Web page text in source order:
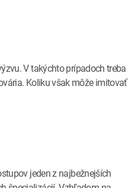
V takýchto prípadoch treba
Koliku však môže imitovať
jeden z najbežnejších